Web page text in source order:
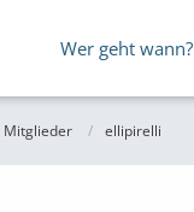
Wer geht wann?
Mitglieder ellipirelli